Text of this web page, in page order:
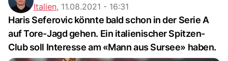
Italien, 11.08.2021 - 16:31
Haris Seferovic könnte bald schon in der Serie A
auf Tore-Jagd gehen. Ein italienischer Spitzen-
Club soll Interesse am «Mann aus Sursee» haben.